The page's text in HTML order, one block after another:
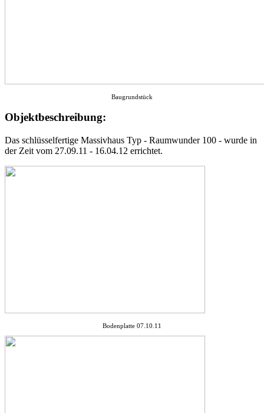
Baugrundstück
Objektbeschreibung:
Das schlüsselfertige Massivhaus Typ - Raumwunder 100 - wurde in
der Zeit vom 27.09.11 - 16.04.12 errichtet.
Bodenplatte 07.10.11